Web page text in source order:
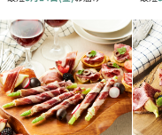
【ＩＢＥＲＩＣＯ-Ｙ
日本初！イベリコ豚のル
【ＩＢＥＲＩＣＯ-ＹＡ】